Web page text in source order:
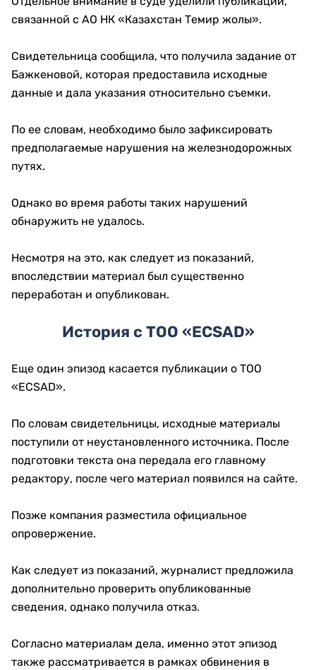
связанной с АО НК «Казахстан Темир жолы».
Свидетельница сообщила, что получила задание от
Бажкеновой, которая предоставила исходные
данные и дала указания относительно съемки.
По ее словам, необходимо было зафиксировать
предполагаемые нарушения на железнодорожных
путях.
Однако во время работы таких нарушений
обнаружить не удалось.
Несмотря на это, как следует из показаний,
впоследствии материал был существенно
переработан и опубликован.
История с ТОО «ECSAD»
Еще один эпизод касается публикации о ТОО
«ECSAD».
По словам свидетельницы, исходные материалы
поступили от неустановленного источника. После
подготовки текста она передала его главному
редактору, после чего материал появился на сайте.
Позже компания разместила официальное
опровержение.
Как следует из показаний, журналист предложила
дополнительно проверить опубликованные
сведения, однако получила отказ.
Согласно материалам дела, именно этот эпизод
также рассматривается в рамках обвинения в